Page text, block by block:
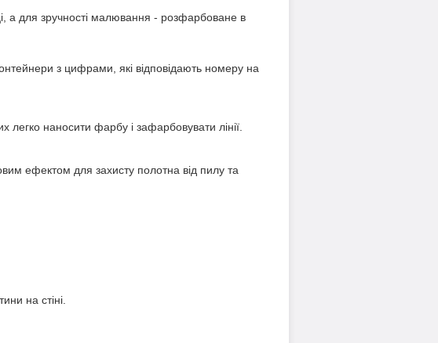
а для зручності малювання - розфарбоване в
з цифрами, які відповідають номеру на
легко наносити фарбу і зафарбовувати лінії.
ефектом для захисту полотна від пилу та
на стіні.